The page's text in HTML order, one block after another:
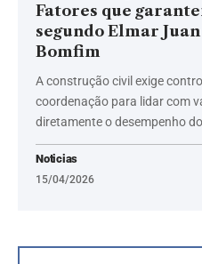
Fatores que
segundo Elmar
Bomfim
A construção civil exige
coordenação para lidar com
diretamente o desempenho
Noticias
15/04/2026